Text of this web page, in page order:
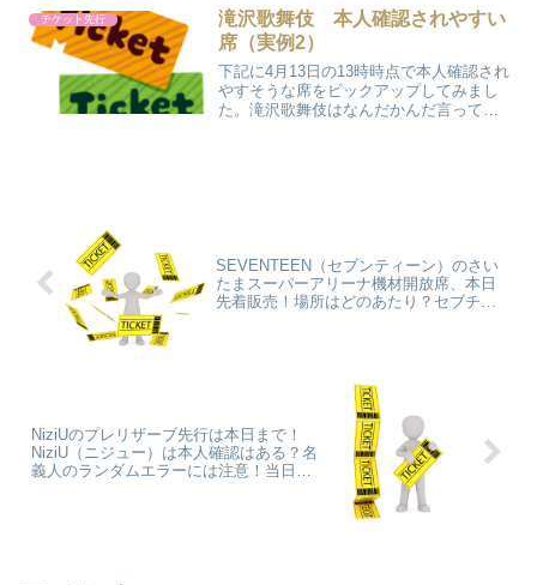
た。うーん、バックステー...
チケット先行
滝沢歌舞伎 本人確認されやすい
席（実例2）
下記に4月13日の13時時点で本人確認され
やすそうな席をピックアップしてみまし
た。滝沢歌舞伎はなんだかんだ言って本
SEVENTEEN（セブンティーン）のさい
たまスーパーアリーナ機材開放席、本日
先着販売！場所はどのあたり？セブチは
NiziUのプレリザーブ先行は本日まで！
NiziU（ニジュー）は本人確認はある？名
義人のランダムエラーには注意！当日は